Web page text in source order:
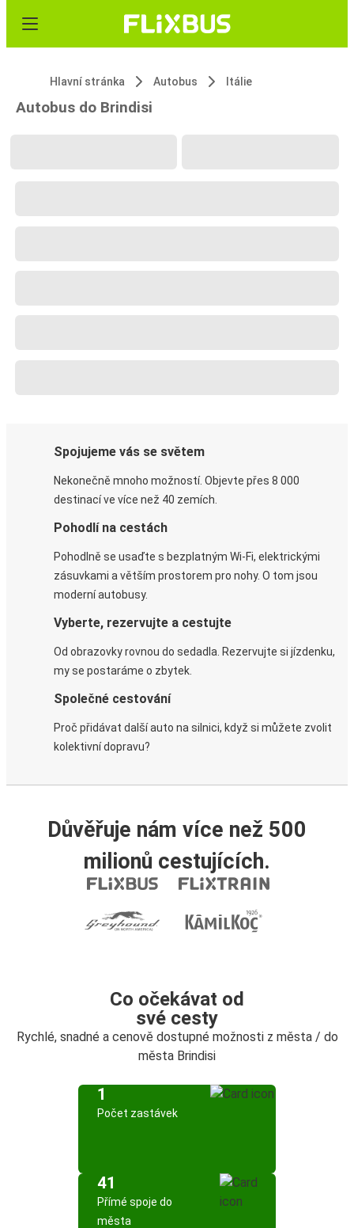
Hlavní stránka Autobus Itálie
Autobus do Brindisi
Spojujeme vás se světem
Nekonečně mnoho možností. Objevte přes 8 000
destinací ve více než 40 zemích.
Pohodlí na cestách
Pohodlně se usaďte s bezplatným Wi-Fi, elektrickými
zásuvkami a větším prostorem pro nohy. O tom jsou
moderní autobusy.
Vyberte, rezervujte a cestujte
Od obrazovky rovnou do sedadla. Rezervujte si jízdenku,
my se postaráme o zbytek.
Společné cestování
Proč přidávat další auto na silnici, když si můžete zvolit
kolektivní dopravu?
Důvěřuje nám více než 500
milionů cestujících.
Co očekávat od
své cesty
Rychlé, snadné a cenově dostupné možnosti z města / do
města Brindisi
1
Počet zastávek
41
Přímé spoje do
města